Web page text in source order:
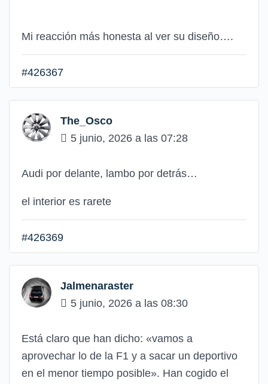
Mi reacción más honesta al ver su diseño….
#426367
The_Osco
5 junio, 2026 a las 07:28
Audi por delante, lambo por detrás…
el interior es rarete
#426369
Jalmenaraster
5 junio, 2026 a las 08:30
Está claro que han dicho: «vamos a
aprovechar lo de la F1 y a sacar un deportivo
en el menor tiempo posible». Han cogido el